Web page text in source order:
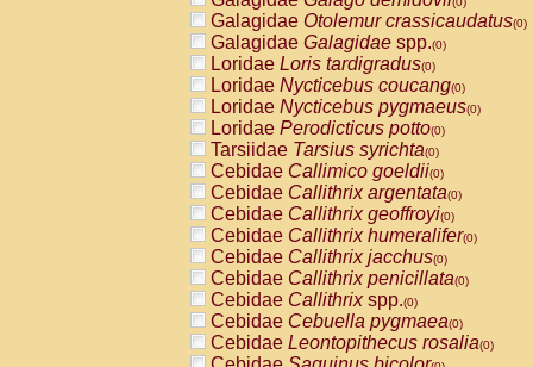
AtelidaeAteles paniscus(0)
AtelidaeAtelesspp.(0)
Atelidae Lagothrix lagothricha
AtelidaeLagothrix lagothricha cana
PitheciidaeCacajao calvus
PitheciidaeCallicebus cupreus
PitheciidaeCallicebus donacophilus
PitheciidaeCallicebus moloch
PitheciidaeCallicebus torquatus
PitheciidaeCallicebusspp.(0)
PitheciidaeChiropotes satanas(0)
PitheciidaePithecia monachus
PitheciidaePithecia pithecia(0)
CercopithecidaeCercocebus agilis
CercopithecidaeCercocebus
CercopithecidaeCercocebus
CercopithecidaeCercocebus
Galagidae Otolemur crassicaudatus(0)
Galagidae Galagidae spp.(0)
Loridae Loris tardigradus(0)
Loridae Nycticebus coucang(0)
Loridae Nycticebus pygmaeus(0)
Loridae Perodicticus potto(0)
Tarsiidae Tarsius syrichta(0)
Cebidae Callimico goeldii(0)
Cebidae Callithrix argentata(0)
Cebidae Callithrix geoffroyi(0)
Cebidae Callithrix humeralifer(0)
Cebidae Callithrix jacchus(0)
Cebidae Callithrix penicillata(0)
Cebidae Callithrixspp.(0)
Cebidae Cebuella pygmaea(0)
Cebidae Leontopithecus rosalia(0)